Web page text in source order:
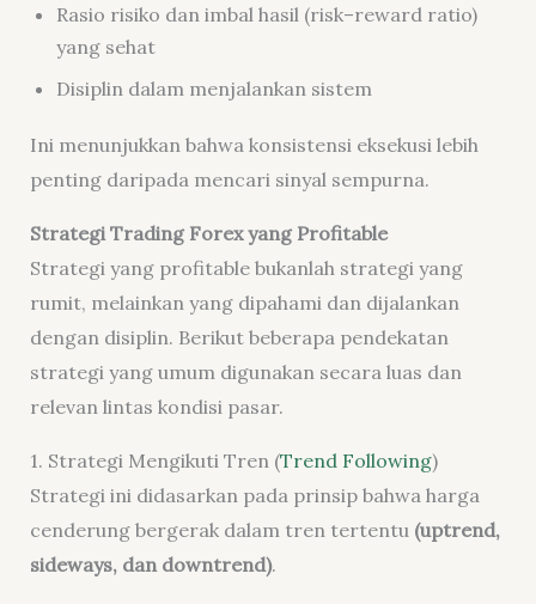
Rasio risiko dan imbal hasil (risk–reward ratio)
yang sehat
Disiplin dalam menjalankan sistem
Ini menunjukkan bahwa konsistensi eksekusi lebih
penting daripada mencari sinyal sempurna.
Strategi Trading Forex yang Profitable
Strategi yang profitable bukanlah strategi yang
rumit, melainkan yang dipahami dan dijalankan
dengan disiplin. Berikut beberapa pendekatan
strategi yang umum digunakan secara luas dan
relevan lintas kondisi pasar.
1. Strategi Mengikuti Tren (Trend Following)
Strategi ini didasarkan pada prinsip bahwa harga
cenderung bergerak dalam tren tertentu (uptrend,
sideways, dan downtrend).